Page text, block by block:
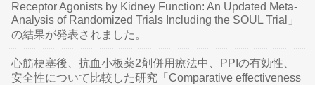
Receptor Agonists by Kidney Function: An Updated Meta-
Analysis of Randomized Trials Including the SOUL Trial」
の結果が発表されました。
心筋梗塞後、抗血小板薬2剤併用療法中、PPIの有効性、
安全性について比較した研究「Comparative effectiveness